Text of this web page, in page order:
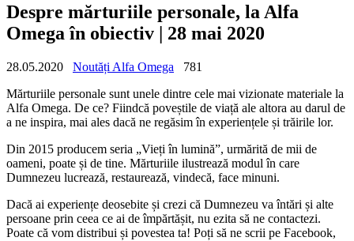
Despre mărturiile personale, la Alfa
Omega în obiectiv | 28 mai 2020
28.05.2020 Noutăți Alfa Omega
781
Mărturiile personale sunt unele dintre cele mai vizionate materiale la
Alfa Omega. De ce? Fiindcă poveștile de viață ale altora au darul de
a ne inspira, mai ales dacă ne regăsim în experiențele și trăirile lor.
Din 2015 producem seria „Vieți în lumină”, urmărită de mii de
oameni, poate și de tine. Mărturiile ilustrează modul în care
Dumnezeu lucrează, restaurează, vindecă, face minuni.
Dacă ai experiențe deosebite și crezi că Dumnezeu va întări și alte
persoane prin ceea ce ai de împărtășit, nu ezita să ne contactezi.
Poate că vom distribui și povestea ta! Poți să ne scrii pe Facebook,